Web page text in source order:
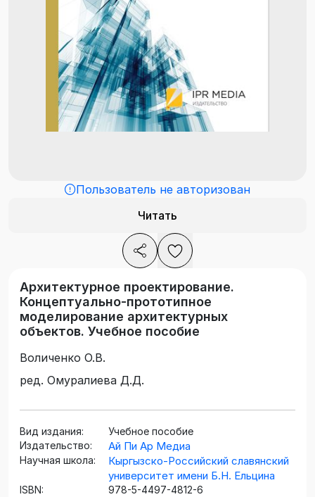
Пользователь не авторизован
Читать
Архитектурное проектирование.
Концептуально-прототипное
моделирование архитектурных
объектов. Учебное пособие
Воличенко О.В.
ред. Омуралиева Д.Д.
Вид издания:
Учебное пособие
Издательство:
Ай Пи Ар Медиа
Научная школа:
Кыргызско-Российский славянский
университет имени Б.Н. Ельцина
ISBN:
978-5-4497-4812-6